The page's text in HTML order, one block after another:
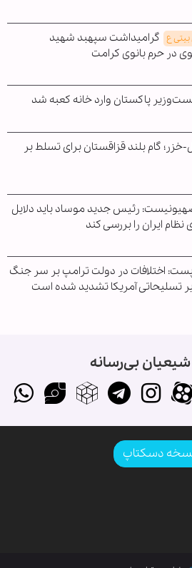
بیتی ع گرامیداشت سپهبد شهید
در حرم بانوی کرامت
پاکستان وارد خانه کعبه شد
خزر؛ گام بلند قزاقستان برای تسلط بر
رئیس جدید موساد باید دلایل
ایران را بررسی کند
اختلافات در دولت ترامپ بر سر جنگ
تسلیحاتی آمریکا تشدید شده است
بی‌رسانه
دسکتاپ